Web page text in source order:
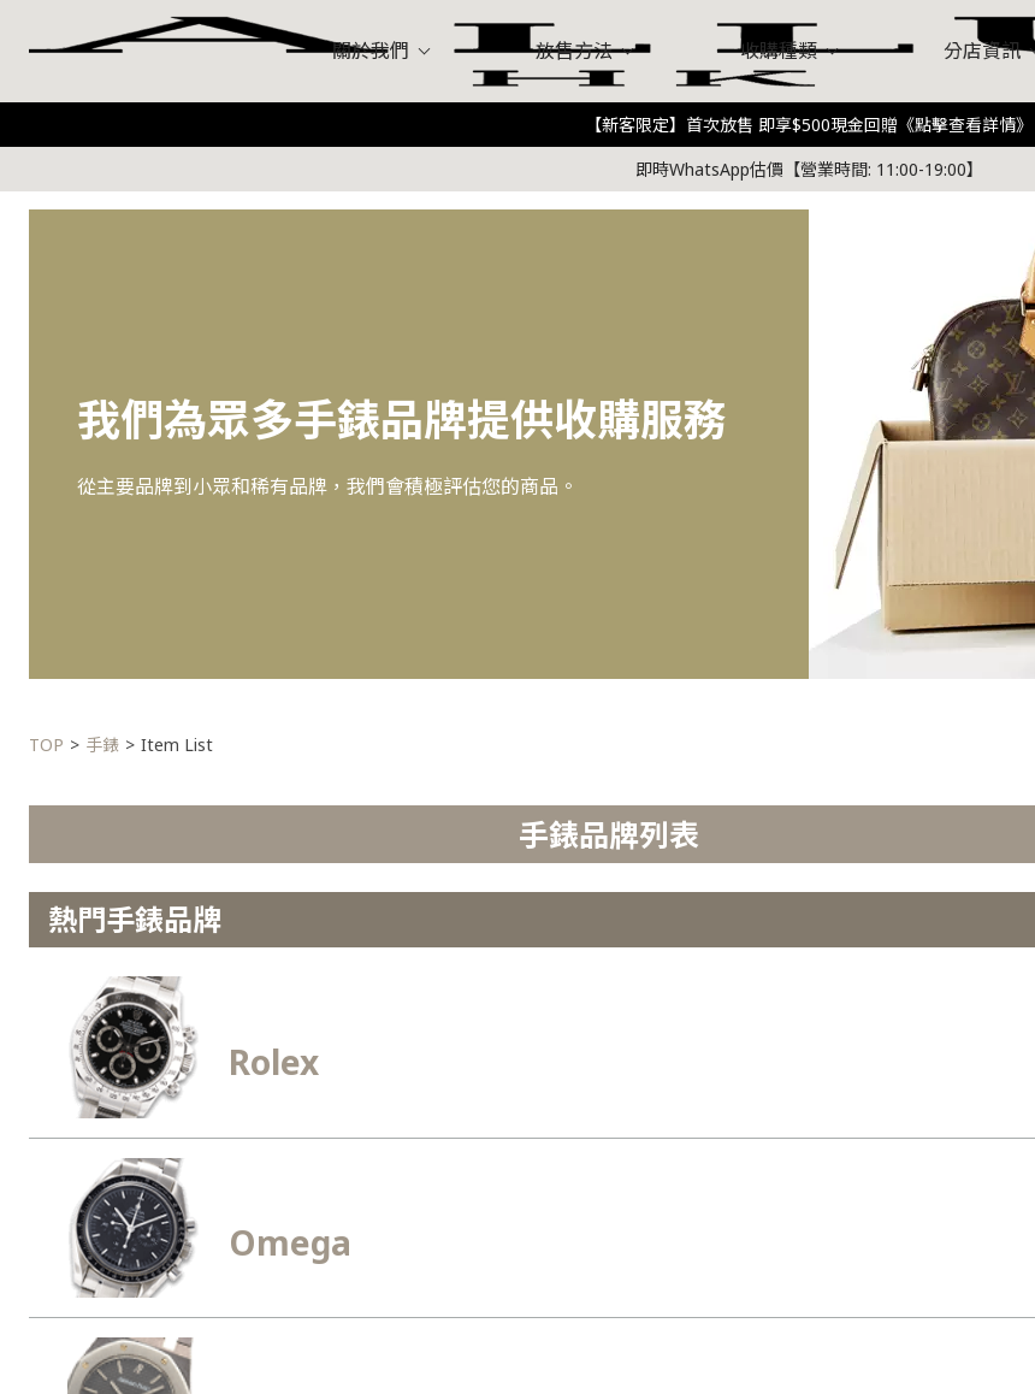
關於我們
關於我們 客戶評論 常見問題 Value
分店資訊
所有分店 銅鑼灣店 中環店 佐敦旗鑑店 觀塘
放售方法
到店放售
收購種類
手袋 Hermes（愛馬仕） Chanel（香奈兒）
Louis Vuitton（路易威登）
Prada (普拉達)
手錶
【新客限定】首次放售 即享$500現金回贈《點擊查看詳情》
即時WhatsApp估價【營業時間: 11:00-19:00】
TOP 手錶 Item List
我們為眾多手錶品牌提供收購服務
從主要品牌到小眾和稀有品牌，我們會積極評估您的商品。
手錶品牌列表
熱門手錶品牌
Rolex
Omega